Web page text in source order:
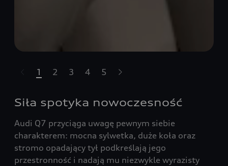
highlights.skipLinkText__
1 2 3 4 5
Siła spotyka nowoczesność
Audi Q7 przyciąga uwagę pewnym siebie
charakterem: mocna sylwetka, duże koła oraz
stromo opadający tył podkreślają jego
przestronność i nadają mu niezwykle wyrazisty